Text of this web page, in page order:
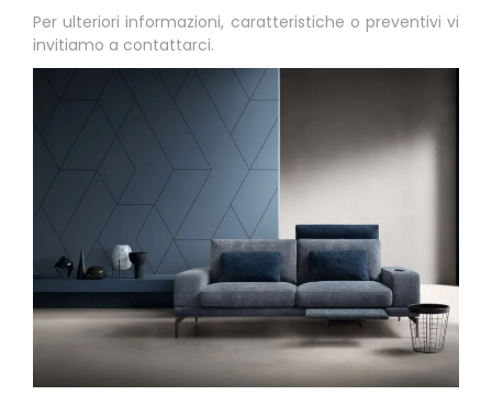
Per ulteriori informazioni, caratteristiche o preventivi vi
invitiamo a contattarci.